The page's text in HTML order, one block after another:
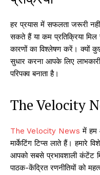
हर प्रयास में सफलता जरूरी
सकते हैं या कम प्रतिक्रिया
कारणों का विश्लेषण करें। क्यों
सुधार करना आपके लिए
परिपक्व बनाता है।
The Velocity
The Velocity News में हम
मार्केटिंग टिप्स लाते हैं। हमारे
आपको सबसे प्रभावशाली कंटेंट
पाठक-केंद्रित रणनीतियों को